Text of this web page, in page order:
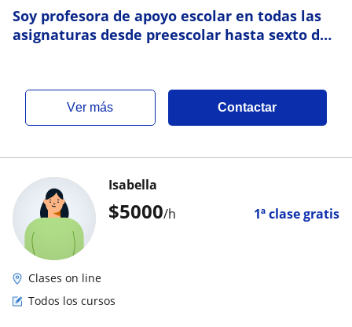
Soy profesora de apoyo escolar en todas las
asignaturas desde preescolar hasta sexto de
ver más Contactar
$5000/h 1ª clase gratis
Isabella
Clases on line
Todos los cursos